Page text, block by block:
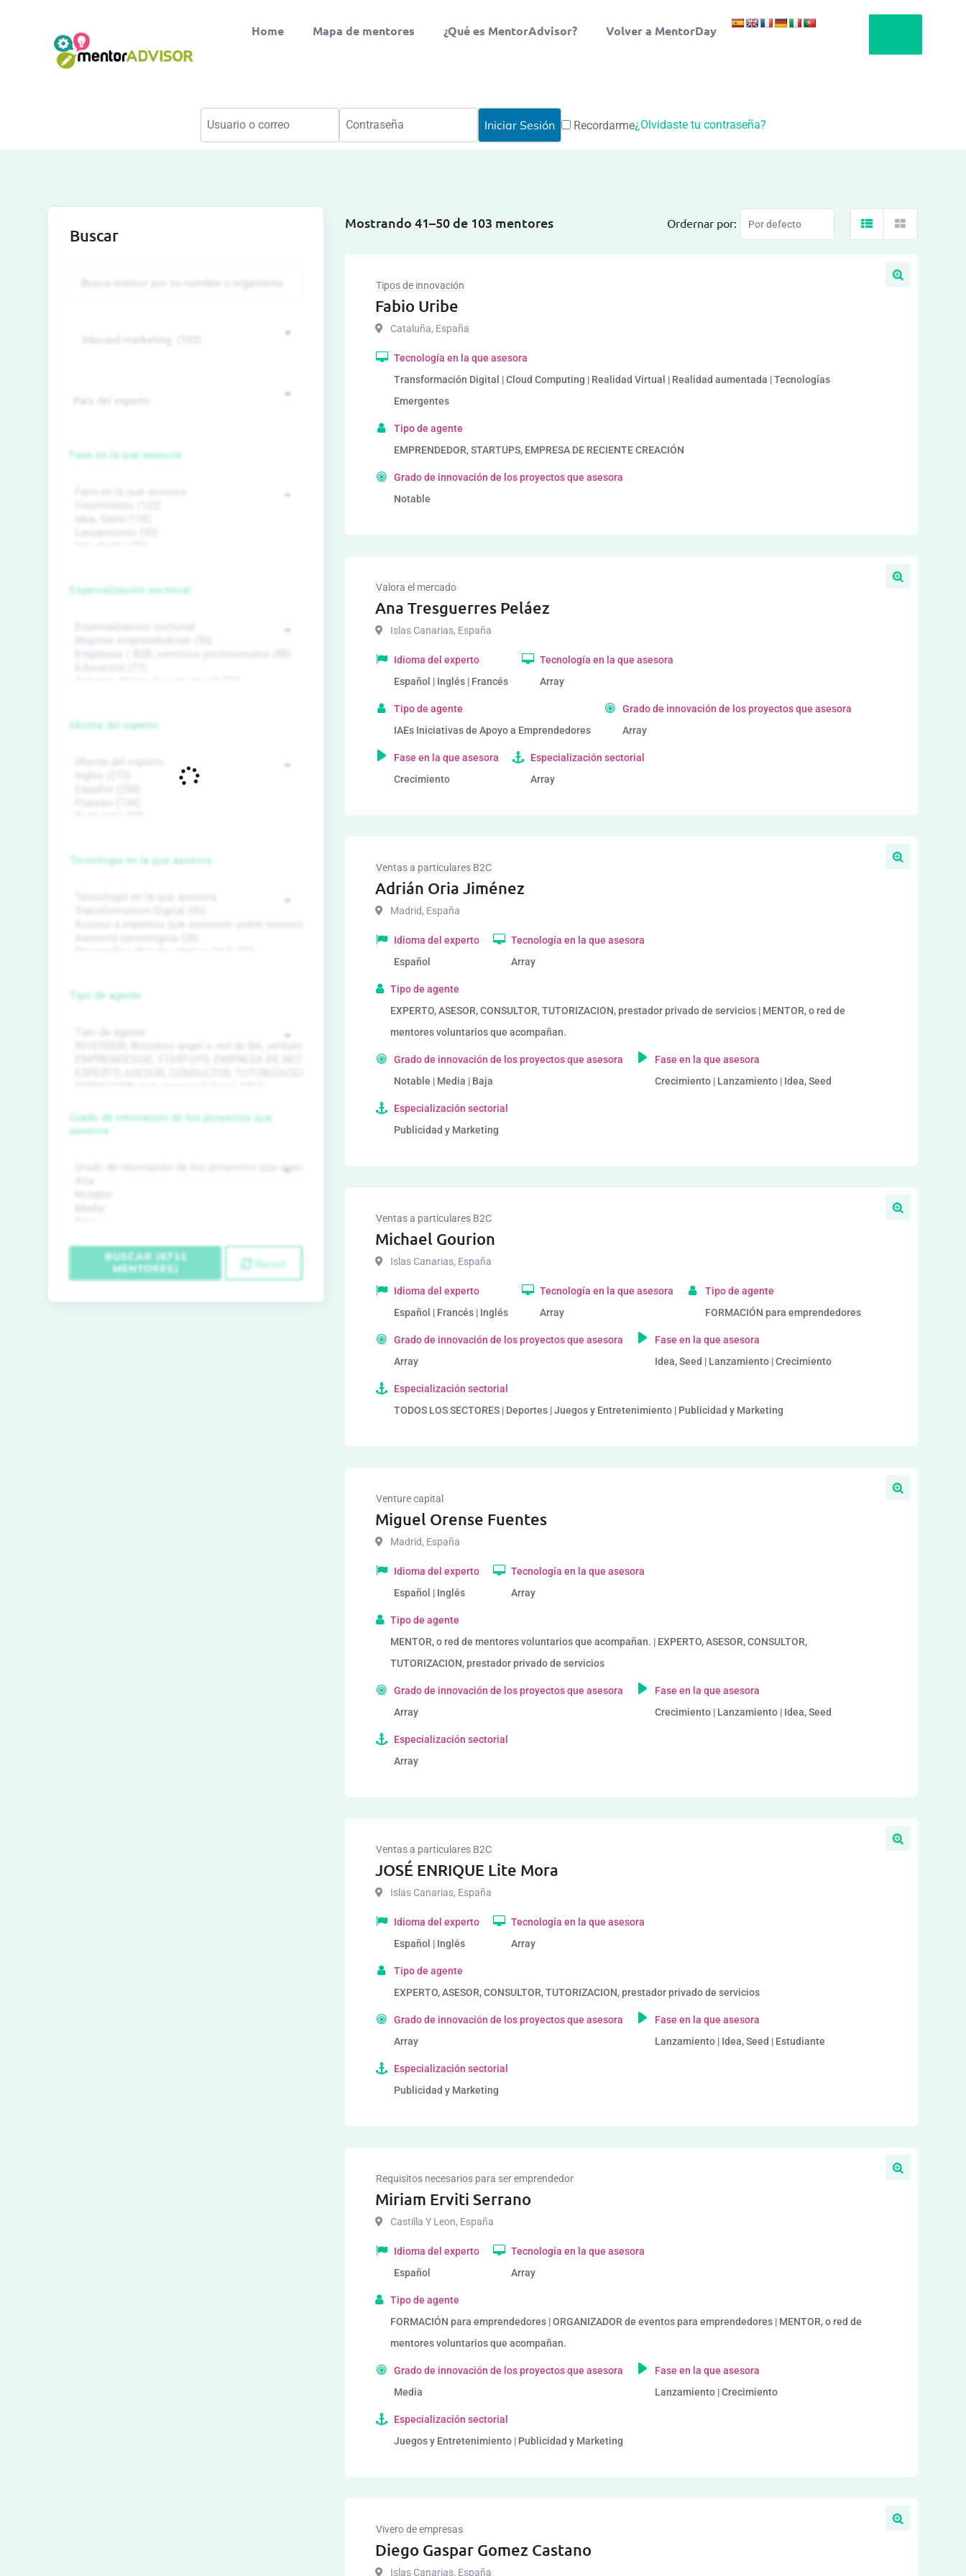
Home Mapa de mentores ¿Qué es MentorAdvisor? Volver a MentorDay
Recordarme¿Olvidaste tu contraseña?
Mostrando 41–50 de 103 mentores Ordernar por:
Tipos de innovación
Fabio Uribe
Cataluña, España
Tecnología en la que asesora
Transformación Digital | Cloud Computing | Realidad Virtual | Realidad aumentada | Tecnologías
Emergentes
Tipo de agente
EMPRENDEDOR, STARTUPS, EMPRESA DE RECIENTE CREACIÓN
Grado de innovación de los proyectos que asesora
Notable
Valora el mercado
Ana Tresguerres Peláez
Islas Canarias, España
Idioma del experto
Español | Inglés | Francés
Tecnología en la que asesora
Array
Tipo de agente
IAEs Iniciativas de Apoyo a Emprendedores
Grado de innovación de los proyectos que asesora
Array
Fase en la que asesora
Crecimiento
Especialización sectorial
Array
Ventas a particulares B2C
Adrián Oria Jiménez
Madrid, España
Idioma del experto
Español
Tecnología en la que asesora
Array
Tipo de agente
EXPERTO, ASESOR, CONSULTOR, TUTORIZACION, prestador privado de servicios | MENTOR, o red de
mentores voluntarios que acompañan.
Grado de innovación de los proyectos que asesora
Notable | Media | Baja
Fase en la que asesora
Crecimiento | Lanzamiento | Idea, Seed
Especialización sectorial
Publicidad y Marketing
Ventas a particulares B2C
Michael Gourion
Islas Canarias, España
Idioma del experto
Español | Francés | Inglés
Tecnología en la que asesora
Array
Tipo de agente
FORMACIÓN para emprendedores
Grado de innovación de los proyectos que asesora
Array
Fase en la que asesora
Idea, Seed | Lanzamiento | Crecimiento
Especialización sectorial
TODOS LOS SECTORES | Deportes | Juegos y Entretenimiento | Publicidad y Marketing
Venture capital
Miguel Orense Fuentes
Madrid, España
Idioma del experto
Español | Inglés
Tecnología en la que asesora
Array
Tipo de agente
MENTOR, o red de mentores voluntarios que acompañan. | EXPERTO, ASESOR, CONSULTOR,
TUTORIZACION, prestador privado de servicios
Grado de innovación de los proyectos que asesora
Array
Fase en la que asesora
Crecimiento | Lanzamiento | Idea, Seed
Especialización sectorial
Array
Ventas a particulares B2C
JOSÉ ENRIQUE Lite Mora
Islas Canarias, España
Idioma del experto
Español | Inglés
Tecnología en la que asesora
Array
Tipo de agente
EXPERTO, ASESOR, CONSULTOR, TUTORIZACION, prestador privado de servicios
Grado de innovación de los proyectos que asesora
Array
Fase en la que asesora
Lanzamiento | Idea, Seed | Estudiante
Especialización sectorial
Publicidad y Marketing
Requisitos necesarios para ser emprendedor
Miriam Erviti Serrano
Castilla Y Leon, España
Idioma del experto
Español
Tecnología en la que asesora
Array
Tipo de agente
FORMACIÓN para emprendedores | ORGANIZADOR de eventos para emprendedores | MENTOR, o red de
mentores voluntarios que acompañan.
Grado de innovación de los proyectos que asesora
Media
Fase en la que asesora
Lanzamiento | Crecimiento
Especialización sectorial
Juegos y Entretenimiento | Publicidad y Marketing
Vivero de empresas
Diego Gaspar Gomez Castano
Islas Canarias, España
Buscar
Fase en la que asesora
Especialización sectorial
Idioma del experto
Tecnología en la que asesora
Tipo de agente
Grado de innovación de los proyectos que
asesora
BUSCAR (6711
MENTORES)
Reset